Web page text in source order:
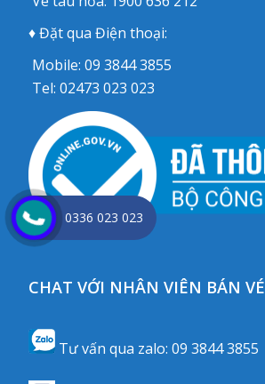
♦ Đặt qua Điện thoại:
Mobile:09 3844 3855
Tel:02473 023 023
CHAT VỚI NHÂN VIÊN BÁN VÉ
Tư vấn qua zalo:09 3844 3855
0336 023 023